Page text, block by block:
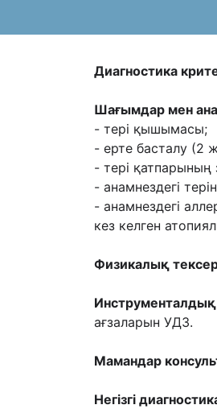
Диагностика
Шағымдар мен
- тері қышымасы;
- ерте басталу (2
- тері қатпарының
- анамнездегі
- анамнездегі
кез келген
Физикалық
Инструменталдық
ағзаларын УДЗ.
Мамандар
Негізгі